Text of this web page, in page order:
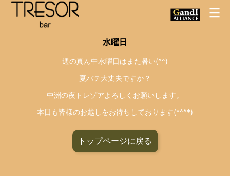
水曜日
週の真ん中水曜日はまた暑い(^^)
夏バテ大丈夫ですか？
中洲の夜トレゾアよろしくお願いします。
本日も皆様のお越しをお待ちしております(*^^*)
トップページに戻る